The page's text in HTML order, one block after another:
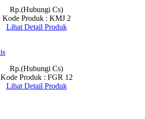
Rp.(Hubungi Cs)
Kode Produk : KMJ 2
Lihat Detail Produk
Rp.(Hubungi Cs)
Kode Produk : FGR 12
Lihat Detail Produk